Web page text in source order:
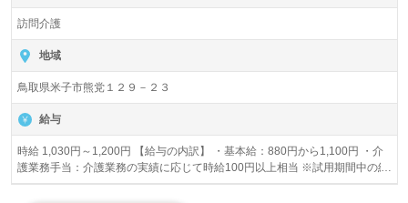
訪問介護
地域
鳥取県米子市熊党１２９－２３
給与
時給 1,030円～1,200円 【給与の内訳】 ・基本給：880円から1,100円 ・介
護業務手当：介護業務の実績に応じて時給100円以上相当 ※試用期間中の給
与の変動無し